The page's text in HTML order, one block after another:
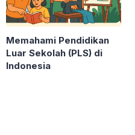
Memahami Pendidikan
Luar Sekolah (PLS) di
Indonesia